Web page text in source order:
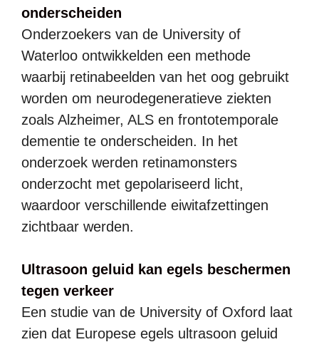
onderscheiden
Onderzoekers van de University of
Waterloo ontwikkelden een methode
waarbij retinabeelden van het oog gebruikt
worden om neurodegeneratieve ziekten
zoals Alzheimer, ALS en frontotemporale
dementie te onderscheiden. In het
onderzoek werden retinamonsters
onderzocht met gepolariseerd licht,
waardoor verschillende eiwitafzettingen
zichtbaar werden.
Ultrasoon geluid kan egels beschermen
tegen verkeer
Een studie van de University of Oxford laat
zien dat Europese egels ultrasoon geluid